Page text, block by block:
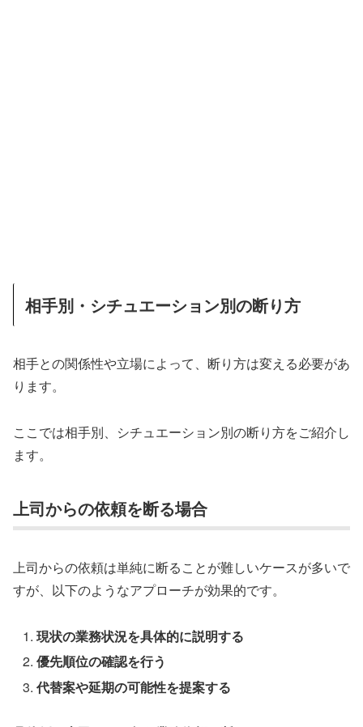
相手別・シチュエーション別の断り方
相手との関係性や立場によって、断り方は変える必要があ
ります。
ここでは相手別、シチュエーション別の断り方をご紹介し
ます。
上司からの依頼を断る場合
上司からの依頼は単純に断ることが難しいケースが多いで
すが、以下のようなアプローチが効果的です。
現状の業務状況を具体的に説明する
優先順位の確認を行う
代替案や延期の可能性を提案する